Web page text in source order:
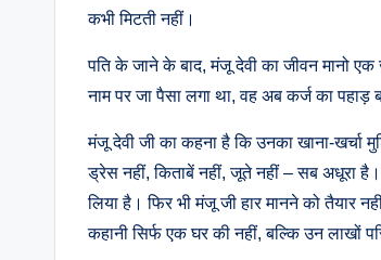
कभी मिटती नहीं।
पति के जाने के बाद, मंजू देवी का जीवन मानो
नाम पर जा पैसा लगा था, वह अब कर्ज का
मंजू देवी जी का कहना है कि उनका खाना-
ड्रेस नहीं, किताबें नहीं, जूते नहीं – सब अधूरा है।
लिया है। फिर भी मंजू जी हार मानने को तैयार
कहानी सिर्फ एक घर की नहीं, बल्कि उन लाखों